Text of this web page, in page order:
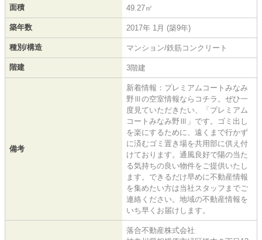
面積 49.27㎡
築年数 2017年 1月 (築9年)
種別/構造 マンション/鉄筋コンクリート
階建 3階建
備考
新着情報：プレミアムコートみなみ
野Ⅲの空室情報ならコチラ。ぜひ一
度見ていただきたい、「プレミアム
コートみなみ野Ⅲ」です。ゴミ出し
を楽にするために、遠くまで行かず
に済むゴミ置き場を共用部に供え付
けております。通風良好で陽の当た
る気持ちの良い物件をご提供いたし
ます。できるだけ早めに不動産情報
を集めたい方は当社スタッフまでご
連絡ください。地域の不動産情報を
いち早くお届けします。
落合不動産株式会社